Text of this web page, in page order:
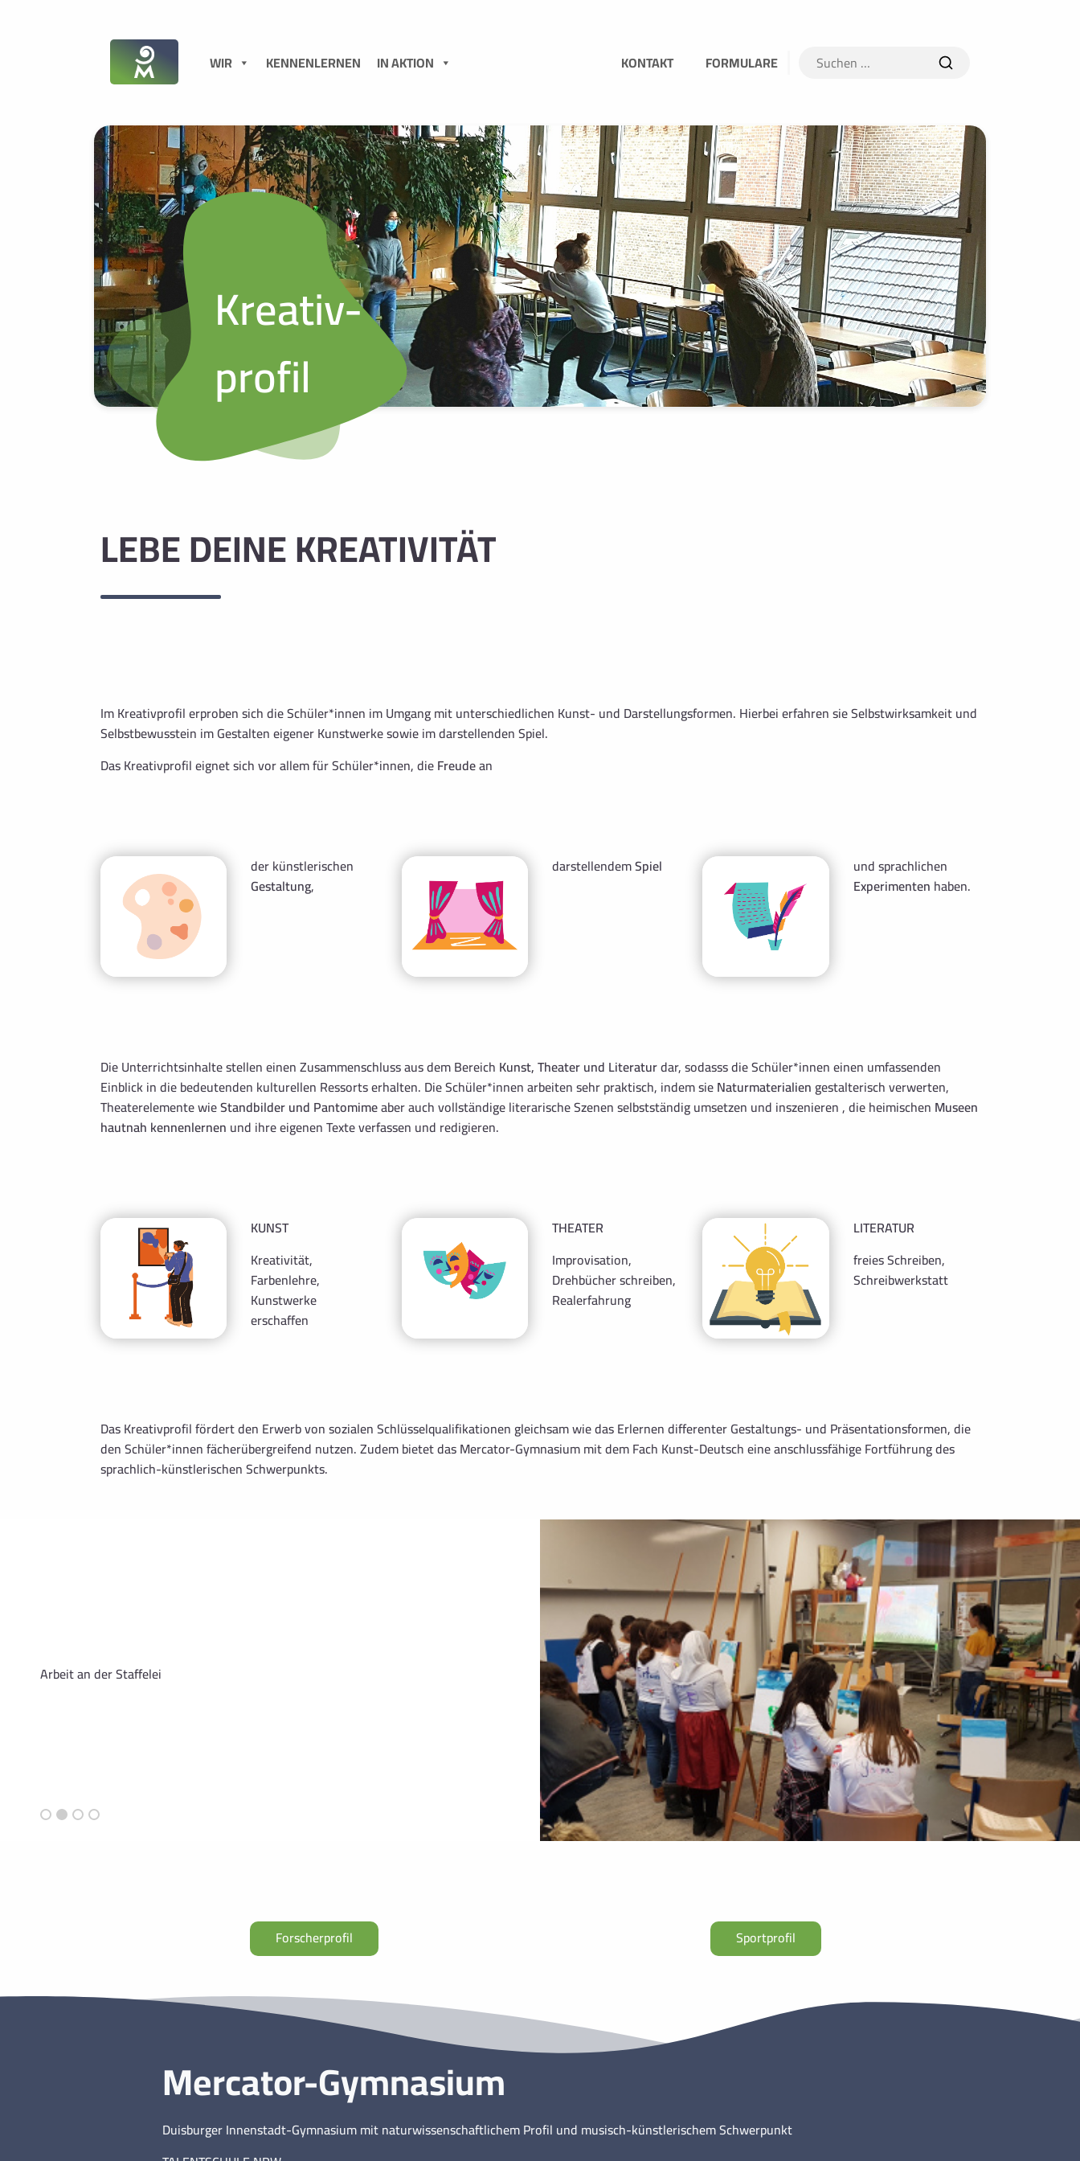
WIR KENNENLERNEN IN AKTION KONTAKT FORMULARE Suchen
nach:
Kreativ-
profil
LEBE DEINE KREATIVITÄT
Im Kreativprofil erproben sich die Schüler*innen im Umgang mit unterschiedlichen Kunst- und Darstellungsformen. Hierbei erfahren sie Selbstwirksamkeit und
Selbstbewusstein im Gestalten eigener Kunstwerke sowie im darstellenden Spiel.
Das Kreativprofil eignet sich vor allem für Schüler*innen, dieFreudean
der künstlerischen
Gestaltung,
darstellendemSpiel
und sprachlichen
Experimenten haben.
Die Unterrichtsinhalte stellen einen Zusammenschluss aus dem Bereich Kunst, Theater und Literaturdar, sodasss die Schüler*innen einen umfassenden
Einblick in die bedeutenden kulturellen Ressorts erhalten. Die Schüler*innen arbeiten sehr praktisch, indem sieNaturmaterialiengestalterisch verwerten,
Theaterelemente wieStandbilder und Pantomimeaber auch vollständige literarische Szenen selbstständig umsetzen und inszenieren , die heimischen Museen
hautnah kennenlernen und ihre eigenen Texte verfassen und redigieren.
KUNST
Kreativität,
Farbenlehre,
Kunstwerke
erschaffen
THEATER
Improvisation,
Drehbücher schreiben,
Realerfahrung
LITERATUR
freies Schreiben,
Schreibwerkstatt
Das Kreativprofil fördert den Erwerb von sozialen Schlüsselqualifikationen gleichsam wie das Erlernen differenter Gestaltungs- und Präsentationsformen, die
den Schüler*innen fächerübergreifend nutzen. Zudem bietet das Mercator-Gymnasium mit dem Fach Kunst-Deutsch eine anschlussfähige Fortführung des
sprachlich-künstlerischen Schwerpunkts.
Der Herbst ist da.
Arbeit an der Staffelei
Bildgestaltung
Theaterübung
Forscherprofil Sportprofil
Mercator-Gymnasium
Duisburger Innenstadt-Gymnasium mit naturwissenschaftlichem Profil und musisch-künstlerischem Schwerpunkt